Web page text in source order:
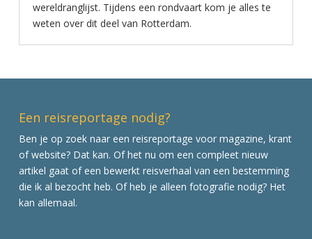
wereldranglijst. Tijdens een rondvaart kom je alles te
weten over dit deel van Rotterdam.
Een reisreportage nodig?
Ben je op zoek naar een reisreportage voor magazine, krant
of website? Dat kan. Of het nu om een compleet nieuw
artikel gaat of een bewerkt reisverhaal van een bestemming
die ik al bezocht heb. Of heb je alleen fotografie nodig? Het
kan allemaal.